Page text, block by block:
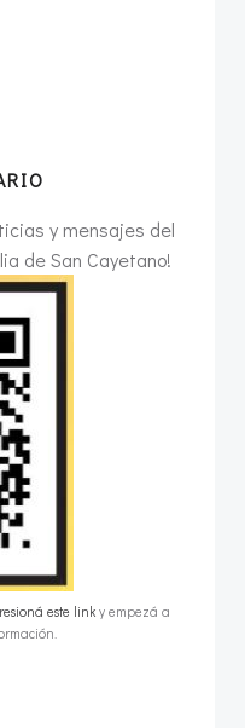
y mensajes del
de San Cayetano!
este linky empezá a